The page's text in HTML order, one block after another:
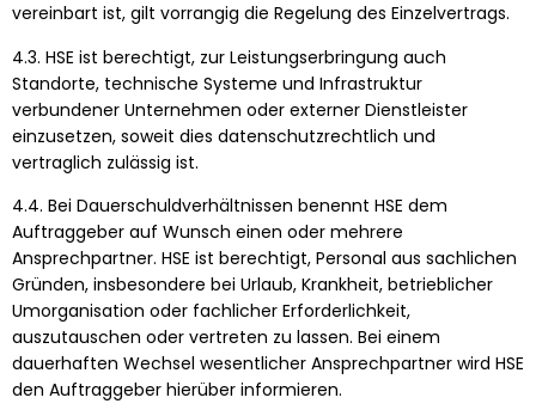
vereinbart ist, gilt vorrangig die Regelung des Einzelvertrags.
4.3. HSE ist berechtigt, zur Leistungserbringung auch
Standorte, technische Systeme und Infrastruktur
verbundener Unternehmen oder externer Dienstleister
einzusetzen, soweit dies datenschutzrechtlich und
vertraglich zulässig ist.
4.4. Bei Dauerschuldverhältnissen benennt HSE dem
Auftraggeber auf Wunsch einen oder mehrere
Ansprechpartner. HSE ist berechtigt, Personal aus sachlichen
Gründen, insbesondere bei Urlaub, Krankheit, betrieblicher
Umorganisation oder fachlicher Erforderlichkeit,
auszutauschen oder vertreten zu lassen. Bei einem
dauerhaften Wechsel wesentlicher Ansprechpartner wird HSE
den Auftraggeber hierüber informieren.